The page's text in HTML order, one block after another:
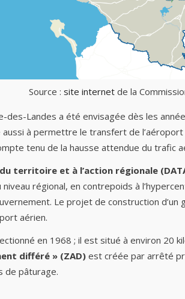
Source : site internet de la
des-Landes a été envisagée dès les
à permettre le transfert de
tenu de la hausse attendue du trafic
territoire et à l’action régionale
régional, en contrepoids à
Le projet de construction
aérien.
en 1968 ; il est situé à environ 20
différé » (ZAD)est créée par arrêté
de pâturage.